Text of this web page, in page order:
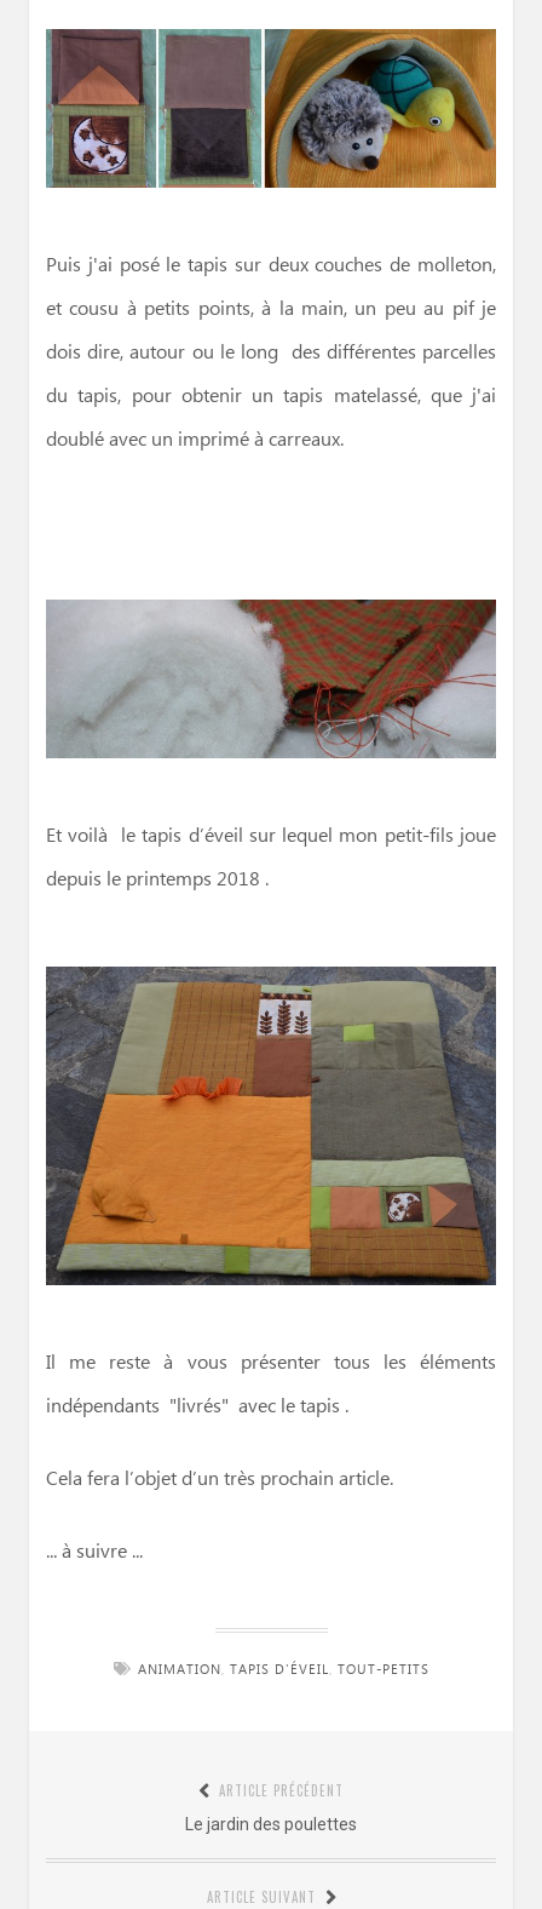
Puis j'ai posé le tapis sur deux couches de molleton,
et cousu à petits points, à la main, un peu au pif je
dois dire, autour ou le long des différentes parcelles
du tapis, pour obtenir un tapis matelassé, que j'ai
doublé avec un imprimé à carreaux.
Et voilà le tapis d’éveil sur lequel mon petit-fils joue
depuis le printemps 2018 .
Il me reste à vous présenter tous les éléments
indépendants "livrés" avec le tapis .
Cela fera l’objet d’un très prochain article.
... à suivre ...
ANIMATION, TAPIS D'ÉVEIL, TOUT-PETITS
ARTICLE PRÉCÉDENT
Article
précédent
:
Le jardin des poulettes
ARTICLE SUIVANT